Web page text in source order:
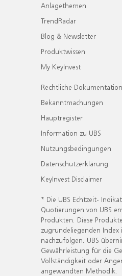
Anlagethemen
TrendRadar
Blog & Newsletter
Produktwissen
My KeyInvest
Rechtliche Dokumentation
Bekanntmachungen
Hauptregister
Information zu UBS
Nutzungsbedingungen
Datenschutzerklärung
KeyInvest Disclaimer
* Die UBS Echtzeit-
Quotierungen von UBS
Produkten. Diese
zugrundeliegenden Index
nachzufolgen. UBS
Gewährleistung für die
Vollständigkeit oder
angewandten Methodik.